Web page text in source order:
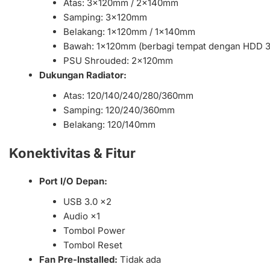
Atas: 3×120mm / 2×140mm
Samping: 3×120mm
Belakang: 1×120mm / 1×140mm
Bawah: 1×120mm (berbagi tempat dengan HDD
PSU Shrouded: 2×120mm
Dukungan Radiator:
Atas: 120/140/240/280/360mm
Samping: 120/240/360mm
Belakang: 120/140mm
Konektivitas & Fitur
Port I/O Depan:
USB 3.0 ×2
Audio ×1
Tombol Power
Tombol Reset
Fan Pre-Installed: Tidak ada